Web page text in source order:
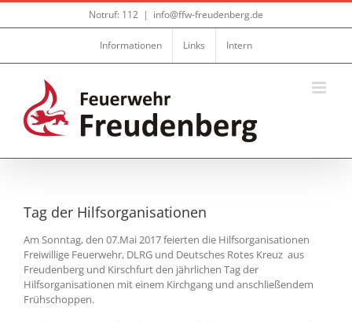
Zum
Notruf: 112 | info@ffw-freudenberg.de
Informationen Links Intern
Tag der Hilfsorganisationen
Am Sonntag, den 07.Mai 2017 feierten die Hilfsorganisationen
Freiwillige Feuerwehr, DLRG und Deutsches Rotes Kreuz aus
Freudenberg und Kirschfurt den jährlichen Tag der
Hilfsorganisationen mit einem Kirchgang und anschließendem
Frühschoppen.